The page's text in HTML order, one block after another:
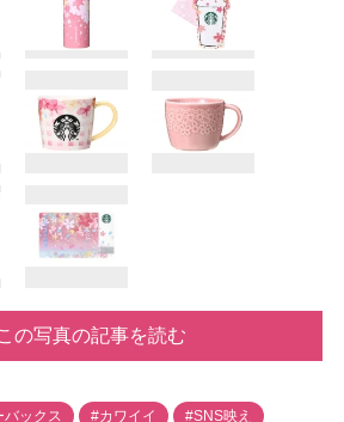
の写真の記事を読む
バックス #カワイイ #SNS映え